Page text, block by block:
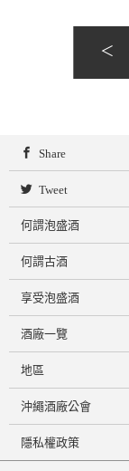
Share
Tweet
何謂泡盛酒
何謂古酒
享受泡盛酒
酒廠一覽
地區
沖繩酒廠公會
隱私權政策